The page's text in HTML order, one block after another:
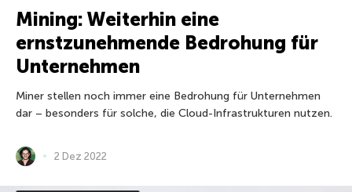
Mining: Weiterhin eine
ernstzunehmende Bedrohung für
Unternehmen
Miner stellen noch immer eine Bedrohung für Unternehmen
dar – besonders für solche, die Cloud-Infrastrukturen nutzen.
2 Dez 2022